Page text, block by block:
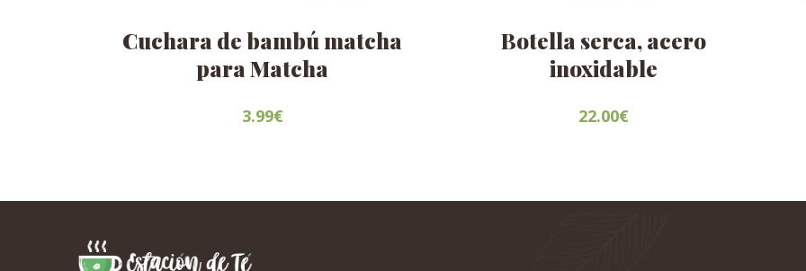
Cuchara de bambú matcha
para Matcha
3.99€
Botella serca, acero
inoxidable
22.00€